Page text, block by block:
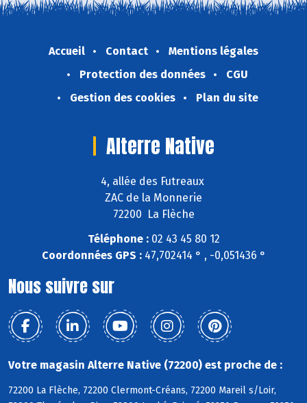
Accueil Contact
Mentions légales
Protection des données
CGU
Gestion des cookies
Plan du site
Alterre Native
4, allée des Futreaux
ZAC de la Monnerie
72200 La Flèche
Téléphone :02 43 45 80 12
Coordonnées GPS :47,702414 ° , -0,051436 °
Nous suivre sur
Votre magasin Alterre Native (72200) est proche de :
72200 La Flèche, 72200 Clermont-Créans, 72200 Mareil s/Loir,